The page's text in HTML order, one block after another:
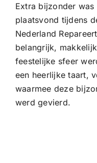
Extra bijzonder
plaatsvond tijdens
Nederland
belangrijk,
feestelijke sfeer
een heerlijke taart,
waarmee deze
werd gevierd.